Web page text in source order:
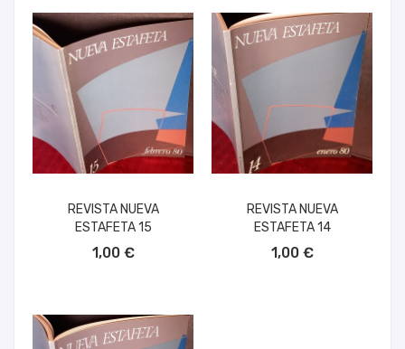
REVISTA NUEVA
ESTAFETA 15
1,00 €
REVISTA NUEVA
ESTAFETA 14
1,00 €